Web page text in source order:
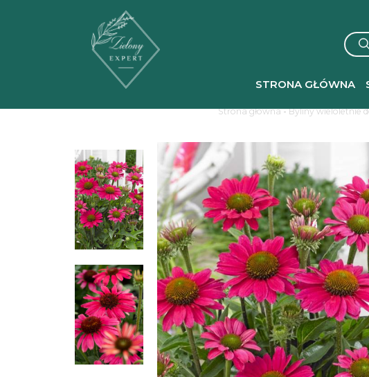
STRONA GŁÓWNA
Strona główna-Byliny wieloletnie